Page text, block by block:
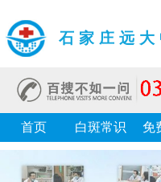
石家庄远
首页 白斑常识 免